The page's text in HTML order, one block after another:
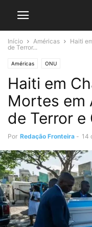
Início Américas
Haiti
de Terror...
Américas ONU
Haiti em
Mortes em
de Terror
Por Redação Fronteira - 14